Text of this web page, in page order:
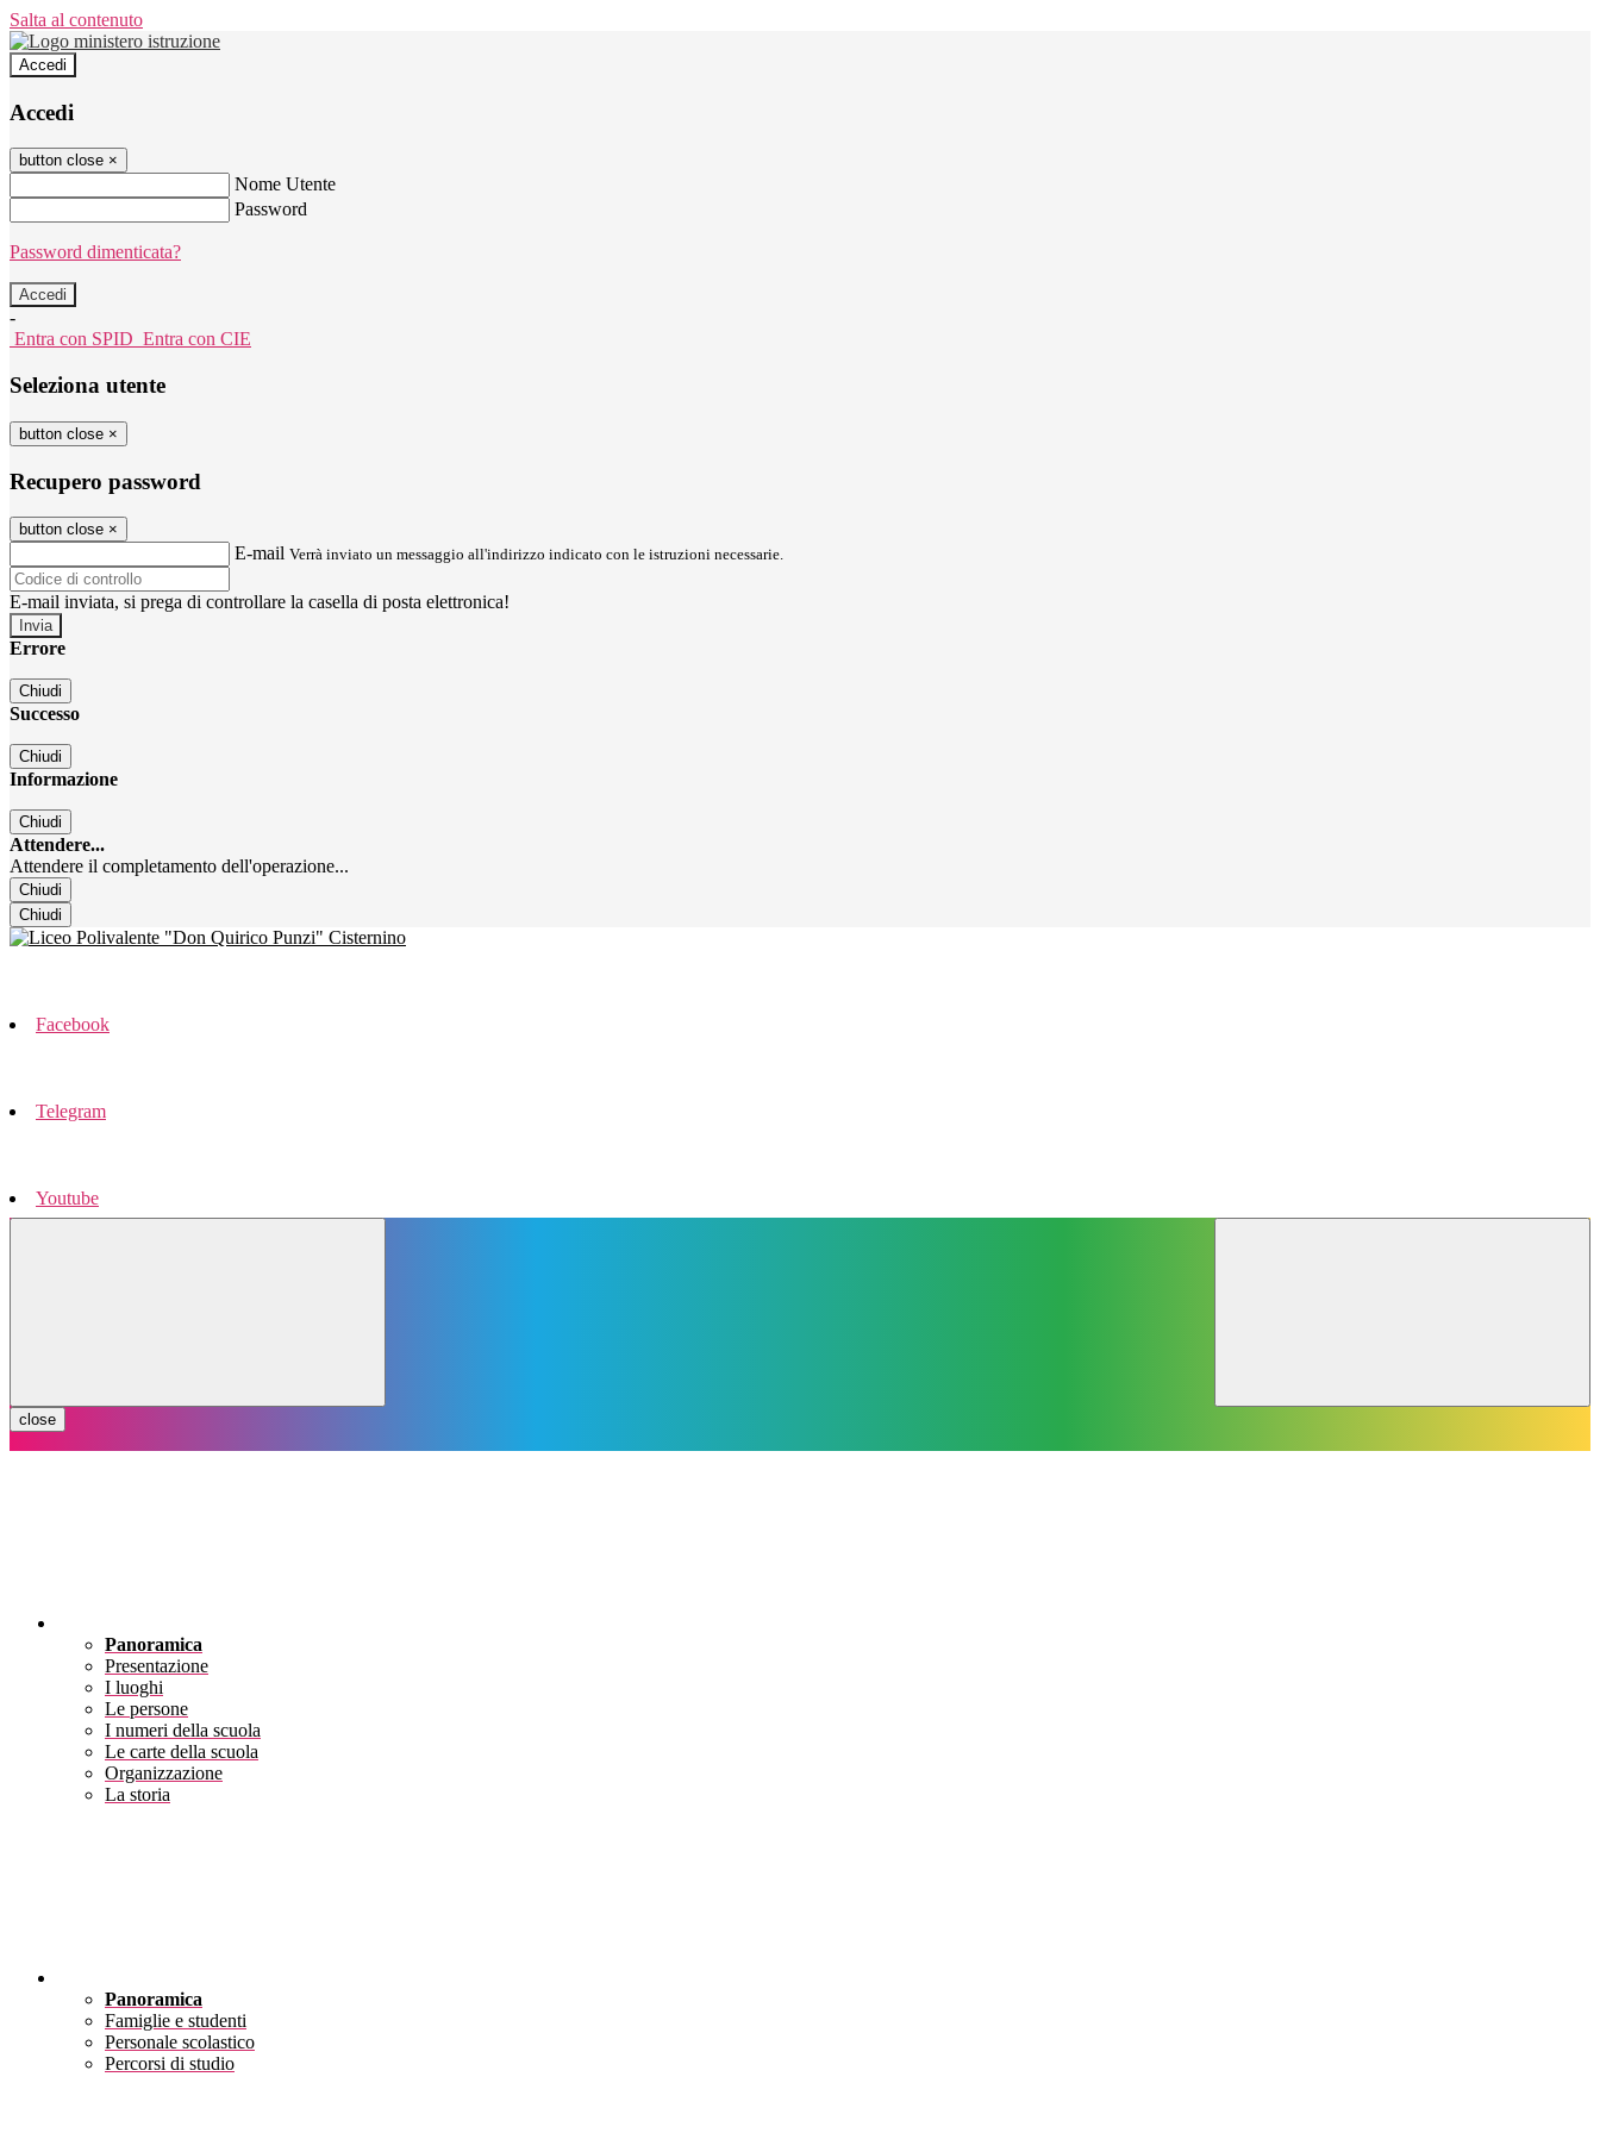
Salta al contenuto
Accedi
Accedi
button close ×
Nome Utente
Password
Password dimenticata?
-
Entra con SPID Entra con CIE
Seleziona utente
button close ×
Recupero password
button close ×
E-mail Verrà inviato un messaggio all'indirizzo indicato con le istruzioni necessarie.
E-mail inviata, si prega di controllare la casella di posta elettronica!
Errore
Chiudi
Successo
Chiudi
Informazione
Chiudi
Attendere...
Attendere il completamento dell'operazione...
Chiudi
Chiudi
Facebook
Telegram
Youtube
close
Panoramica
Presentazione
I luoghi
Le persone
I numeri della scuola
Le carte della scuola
Organizzazione
La storia
Panoramica
Famiglie e studenti
Personale scolastico
Percorsi di studio